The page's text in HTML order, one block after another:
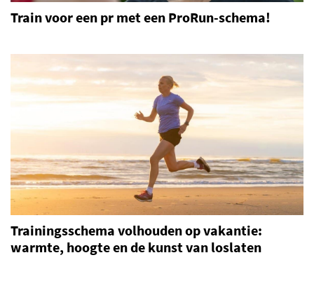
Train voor een pr met een ProRun-schema!
Trainingsschema volhouden op vakantie:
warmte, hoogte en de kunst van loslaten